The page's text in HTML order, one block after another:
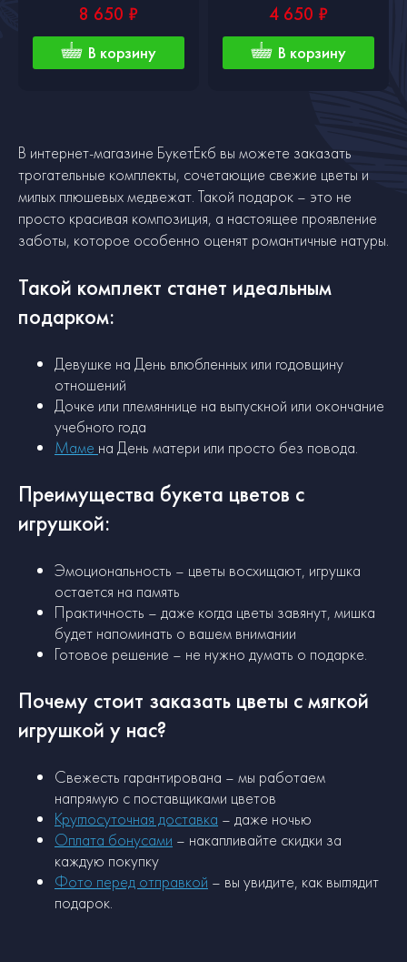
8 650 ₽
В корзину
4 650 ₽
В корзину
В интернет-магазине БукетЕкб вы можете заказать
трогательные комплекты, сочетающие свежие цветы и
милых плюшевых медвежат. Такой подарок – это не
просто красивая композиция, а настоящее проявление
заботы, которое особенно оценят романтичные натуры.
Такой комплект станет идеальным
подарком:
Девушке на День влюбленных или годовщину
отношений
Дочке или племяннице на выпускной или окончание
учебного года
Маме на День матери или просто без повода.
Преимущества букета цветов с
игрушкой:
Эмоциональность – цветы восхищают, игрушка
остается на память
Практичность – даже когда цветы завянут, мишка
будет напоминать о вашем внимании
Готовое решение – не нужно думать о подарке.
Почему стоит заказать цветы с мягкой
игрушкой у нас?
Свежесть гарантирована – мы работаем
напрямую с поставщиками цветов
Круглосуточная доставка – даже ночью
Оплата бонусами – накапливайте скидки за
каждую покупку
Фото перед отправкой – вы увидите, как выглядит
подарок.